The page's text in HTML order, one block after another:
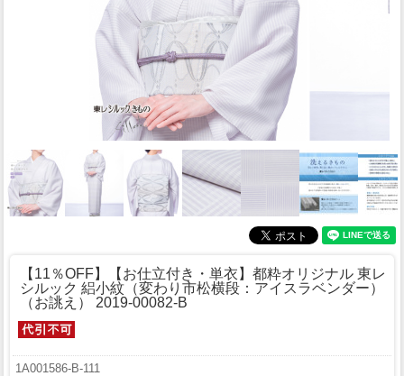
【11％OFF】【お仕立付き・単衣】都粋オリジナル 東レ
シルック 絽小紋（変わり市松横段：アイスラベンダー）
（お誂え） 2019-00082-B
1A001586-B-111